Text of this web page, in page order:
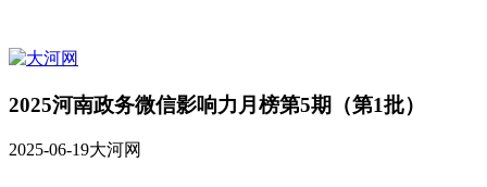
2025河南政务微信影响力月榜第5期（第1批）
2025-06-19大河网